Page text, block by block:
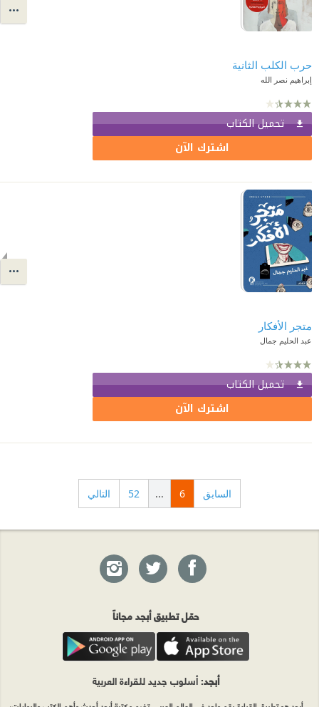
حرب الكلب الثانية
إبراهيم نصر الله
تحميل الكتاب
اشترك الآن
متجر الأفكار
عبد الحليم جمال
تحميل الكتاب
اشترك الآن
السابق 6
...
52 التالي
حمّل تطبيق أبجد مجاناً
أبجد: أسلوب جديد للقراءة العربية